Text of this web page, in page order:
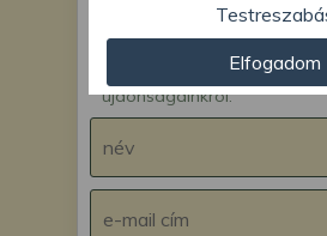
IRATKOZZ FEL
Értesülj akcióinkról,
újdonságainkról.
személyre szabott
tartalom nyújtásához,
tartalomméréshez,
gyűjtéséhez, valamint
kifejlesztéséhez és a
javításához. Az Ön
módszerrel szerzett
adatokat és azonosítási
Elfogadom